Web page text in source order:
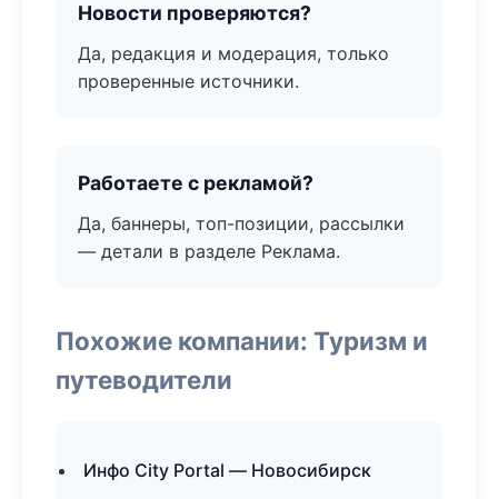
Новости проверяются?
Да, редакция и модерация, только
проверенные источники.
Работаете с рекламой?
Да, баннеры, топ-позиции, рассылки
— детали в разделе Реклама.
Похожие компании: Туризм и
путеводители
Инфо City Portal — Новосибирск